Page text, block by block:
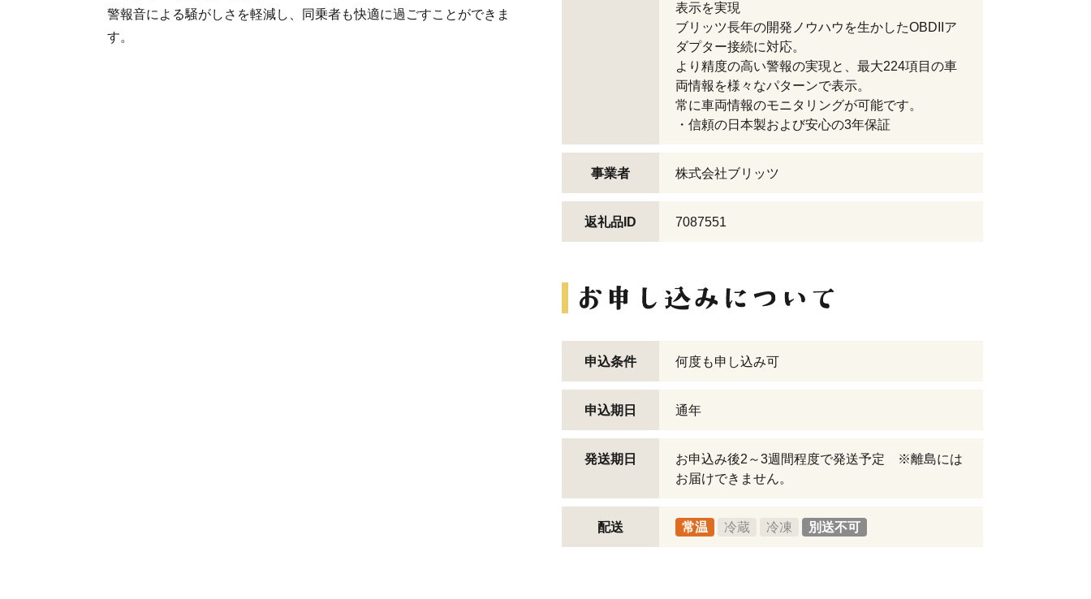
警報音による騒がしさを軽減し、同乗者も快適に過ごすことができま
す。
表示を実現
ブリッツ長年の開発ノウハウを生かしたOBDIIア
ダプター接続に対応。
より精度の高い警報の実現と、最大224項目の車
両情報を様々なパターンで表示。
常に車両情報のモニタリングが可能です。
・信頼の日本製および安心の3年保証
事業者 株式会社ブリッツ
返礼品ID 7087551
申込条件 何度も申し込み可
申込期日 通年
発送期日
お申込み後2～3週間程度で発送予定 ※離島には
お届けできません。
配送 常温 冷蔵 冷凍 別送不可